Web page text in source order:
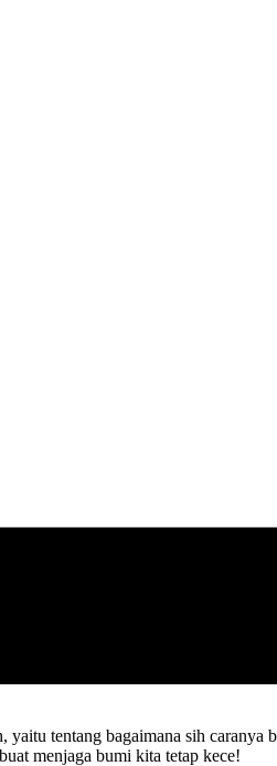
tentang bagaimana sih
menjaga bumi kita tetap kece!